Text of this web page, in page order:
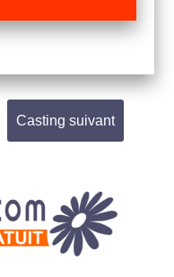
Casting suivant